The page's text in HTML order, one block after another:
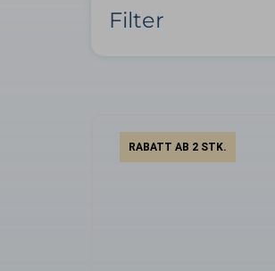
Filter
RABATT AB 2 STK.